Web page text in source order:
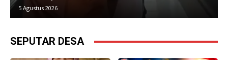
5 Agustus 2026
SEPUTAR DESA